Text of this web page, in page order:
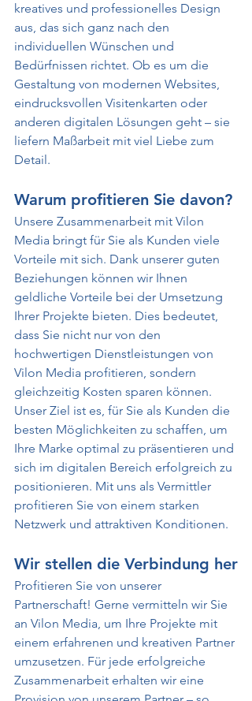
kreatives und professionelles Design
aus, das sich ganz nach den
individuellen Wünschen und
Bedürfnissen richtet. Ob es um die
Gestaltung von modernen Websites,
eindrucksvollen Visitenkarten oder
anderen digitalen Lösungen geht – sie
liefern Maßarbeit mit viel Liebe zum
Detail.
Warum profitieren Sie davon?
Unsere Zusammenarbeit mit Vilon
Media bringt für Sie als Kunden viele
Vorteile mit sich. Dank unserer guten
Beziehungen können wir Ihnen
geldliche Vorteile bei der Umsetzung
Ihrer Projekte bieten. Dies bedeutet,
dass Sie nicht nur von den
hochwertigen Dienstleistungen von
Vilon Media profitieren, sondern
gleichzeitig Kosten sparen können.
Unser Ziel ist es, für Sie als Kunden die
besten Möglichkeiten zu schaffen, um
Ihre Marke optimal zu präsentieren und
sich im digitalen Bereich erfolgreich zu
positionieren. Mit uns als Vermittler
profitieren Sie von einem starken
Netzwerk und attraktiven Konditionen.
Wir stellen die Verbindung her
Profitieren Sie von unserer
Partnerschaft! Gerne vermitteln wir Sie
an Vilon Media, um Ihre Projekte mit
einem erfahrenen und kreativen Partner
umzusetzen. Für jede erfolgreiche
Zusammenarbeit erhalten wir eine